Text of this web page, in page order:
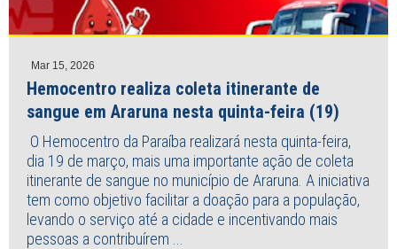
Mar 15, 2026
Hemocentro realiza coleta itinerante de
sangue em Araruna nesta quinta-feira (19)
O Hemocentro da Paraíba realizará nesta quinta-feira,
dia 19 de março, mais uma importante ação de coleta
itinerante de sangue no município de Araruna. A iniciativa
tem como objetivo facilitar a doação para a população,
levando o serviço até a cidade e incentivando mais
pessoas a contribuírem ...